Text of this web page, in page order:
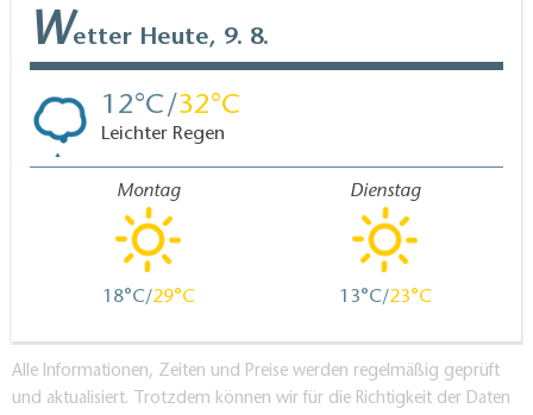
Wetter Heute, 9. 8.
12 32
Leichter Regen
Montag
18 29
Dienstag
13 23
Alle Informationen, Zeiten und Preise werden regelmäßig geprüft
und aktualisiert. Trotzdem können wir für die Richtigkeit der Daten